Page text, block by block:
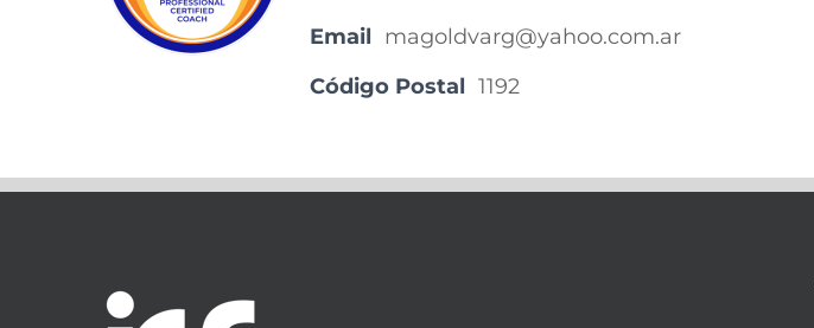
Email magoldvarg@yahoo.com.ar
Código Postal 1192